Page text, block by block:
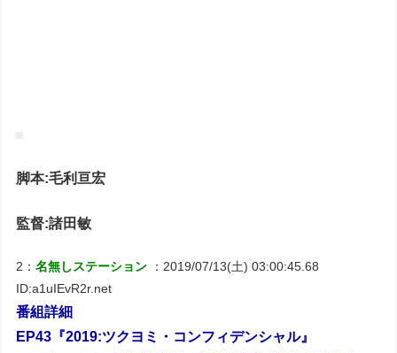
脚本:毛利亘宏
監督:諸田敏
2：名無しステーション
：2019/07/13(土) 03:00:45.68
ID:a1uIEvR2r.net
番組詳細
EP43『2019:ツクヨミ・コンフィデンシャル』